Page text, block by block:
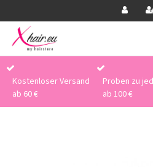
Kostenloser Versand
ab 60 €
Proben zu
ab 100 €